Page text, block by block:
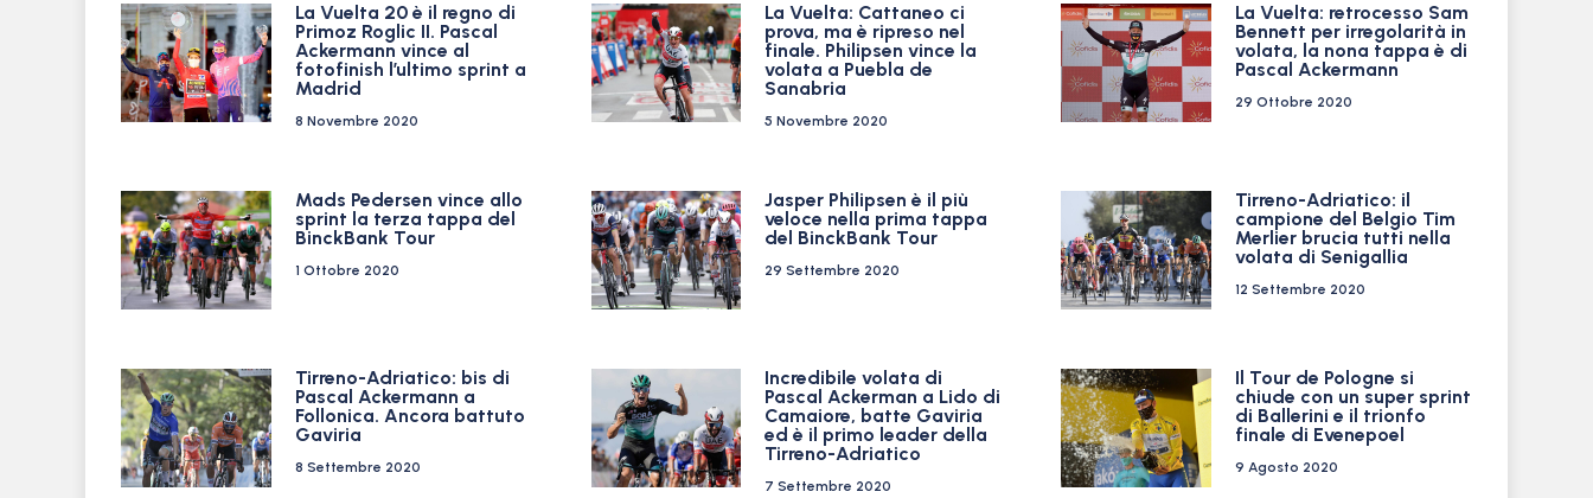
La Vuelta 20 è il regno di
Primoz Roglic II. Pascal
Ackermann vince al
fotofinish l’ultimo sprint a
Madrid
8 Novembre 2020
La Vuelta: Cattaneo ci
prova, ma è ripreso nel
finale. Philipsen vince la
volata a Puebla de
Sanabria
5 Novembre 2020
La Vuelta: retrocesso Sam
Bennett per irregolarità in
volata, la nona tappa è di
Pascal Ackermann
29 Ottobre 2020
Mads Pedersen vince allo
sprint la terza tappa del
BinckBank Tour
1 Ottobre 2020
Jasper Philipsen è il più
veloce nella prima tappa
del BinckBank Tour
29 Settembre 2020
Tirreno-Adriatico: il
campione del Belgio Tim
Merlier brucia tutti nella
volata di Senigallia
12 Settembre 2020
Tirreno-Adriatico: bis di
Pascal Ackermann a
Follonica. Ancora battuto
Gaviria
8 Settembre 2020
Incredibile volata di
Pascal Ackerman a Lido di
Camaiore, batte Gaviria
ed è il primo leader della
Tirreno-Adriatico
7 Settembre 2020
Il Tour de Pologne si
chiude con un super sprint
di Ballerini e il trionfo
finale di Evenepoel
9 Agosto 2020